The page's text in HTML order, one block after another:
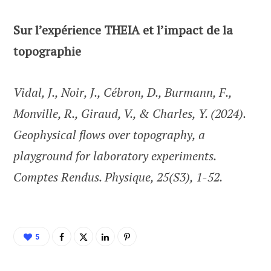
Sur l’expérience THEIA et l’impact de la
topographie
Vidal, J., Noir, J., Cébron, D., Burmann, F.,
Monville, R., Giraud, V., & Charles, Y. (2024).
Geophysical flows over topography, a
playground for laboratory experiments.
Comptes Rendus. Physique, 25(S3), 1-52.
5